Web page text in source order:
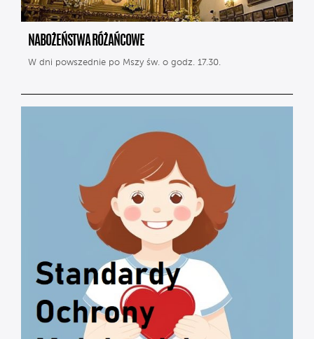
NABOŻEŃSTWA RÓŻAŃCOWE
W dni powszednie po Mszy św. o godz. 17.30.